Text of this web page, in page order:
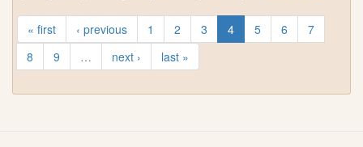
« first ‹ previous 1 2 3 4 5 6
7
8
9 … next › last »